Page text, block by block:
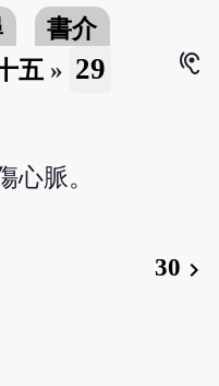
書介
五 » 29
hearing
心脈。
30 chevron_right